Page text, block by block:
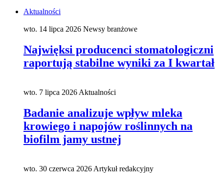
Aktualności
wto. 14 lipca 2026 Newsy branżowe
Najwięksi producenci stomatologiczni
raportują stabilne wyniki za I kwartał
wto. 7 lipca 2026 Aktualności
Badanie analizuje wpływ mleka
krowiego i napojów roślinnych na
biofilm jamy ustnej
wto. 30 czerwca 2026 Artykuł redakcyjny